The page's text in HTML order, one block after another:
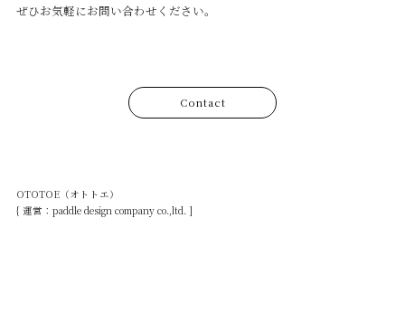
ぜひお気軽にお問い合わせください。
Contact
OTOTOE（オトトエ）
{ 運営：paddle design company co.,ltd. ]